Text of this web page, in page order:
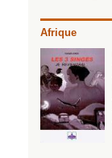
Afrique